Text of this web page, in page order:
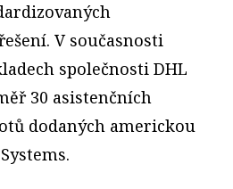
V současnosti
společnosti DHL
30 asistenčních
dodaných americkou